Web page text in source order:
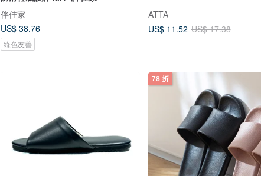
伴佳家
US$ 38.76
綠色友善
ATTA
US$ 11.52 US$ 17.38
78 折